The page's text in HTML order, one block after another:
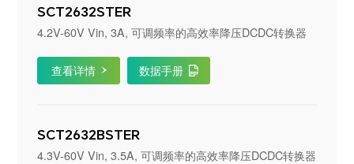
SCT2632STER
4.2V-60V Vin, 3A, 可调频率的高效率降压DCDC转换器
查看详情 数据手册
SCT2632BSTER
4.3V-60V Vin, 3.5A, 可调频率的高效率降压DCDC转换器